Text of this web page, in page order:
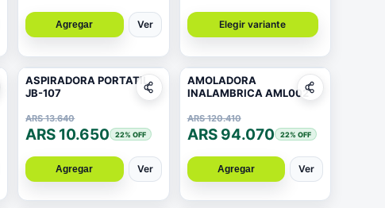
Agregar Ver Elegir variante
ASPIRADORA PORTATIL
JB-107
ARS 13.640
ARS 10.650 22% OFF
Agregar Ver
AMOLADORA
INALAMBRICA AML002
ARS 120.410
ARS 94.070 22% OFF
Agregar Ver